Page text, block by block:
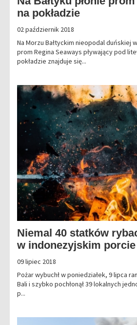
na pokładzie
02 październik 2018
Na Morzu Bałtyckim nieopodal duńskiej
prom Regina Seaways pływający pod
pokładzie znajduje się...
Niemal 40 statków
w indonezyjskim porcie
09 lipiec 2018
Pożar wybuchł w poniedziałek, 9 lipca
Bali i szybko pochłonął 39 lokalnych
p...